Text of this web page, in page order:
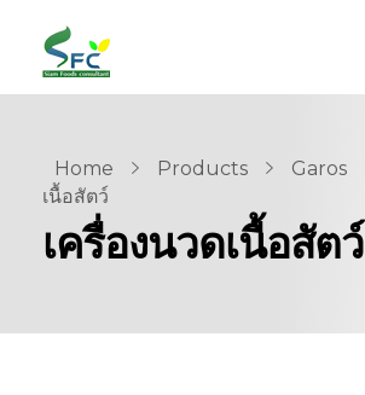
siamfoodsconsultant.com
Food Technology
Home Products Garos
เนื้อสัตว์
เครื่องนวดเนื้อสัตว์